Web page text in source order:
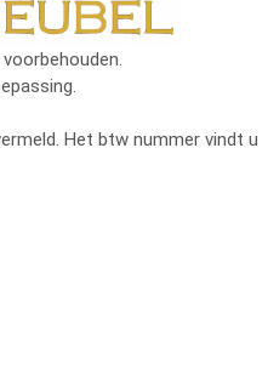
Het btw nummer vindt u